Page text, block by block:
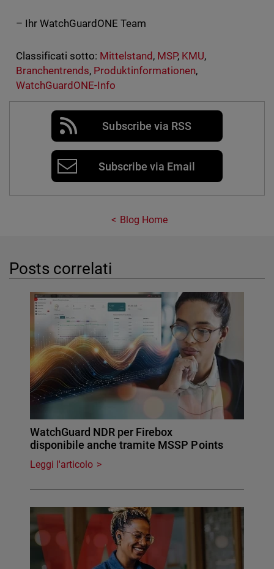
– Ihr WatchGuardONE Team
Classificati sotto: Mittelstand, MSP, KMU,
Branchentrends, Produktinformationen,
WatchGuardONE-Info
Subscribe via RSS
Subscribe via Email
Blog Home
Posts correlati
WatchGuard NDR per Firebox
disponibile anche tramite MSSP Points
Leggi l'articolo